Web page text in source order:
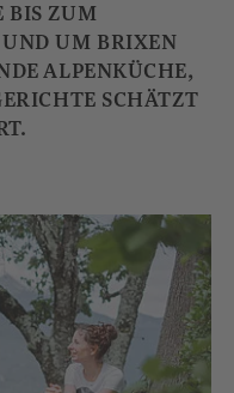
BIS ZUM
UM BRIXEN
ALPENKÜCHE,
SCHÄTZT